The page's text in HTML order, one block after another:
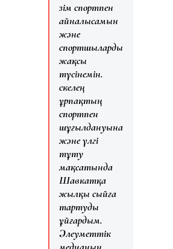
Өзім спортпен
айналысамын
және
спортшыларды
жақсы
түсінемін.
Өскелең
ұрпақтың
спортпен
шұғылдануына
және үлгі
тұту
мақсатында
Шавкатқа
жылқы сыйға
тартуды
ұйғардым.
Әлеуметтік